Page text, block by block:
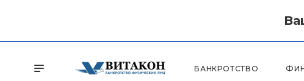
БАНКРОТСТВО